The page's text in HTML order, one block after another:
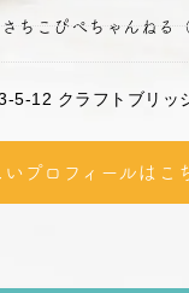
ちこぴぺちゃんねる
5-12 クラフトブリッ
いプロフィールはこ